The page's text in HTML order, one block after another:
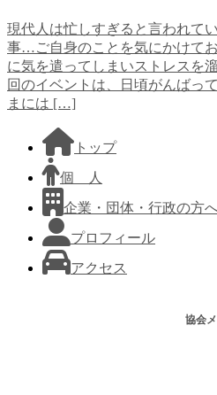
現代人は忙しすぎると言われて
事…ご自身のことを気にかけて
に気を遣ってしまいストレスを
回のイベントは、日頃がんばっ
まには […]
トップ
個 人
企業・団体・行政の方
プロフィール
アクセス
協会